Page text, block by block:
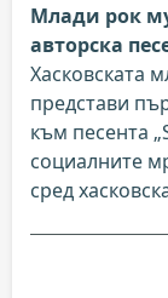
Млади рок
авторска
Хасковската
представи
към песента
социалните
сред